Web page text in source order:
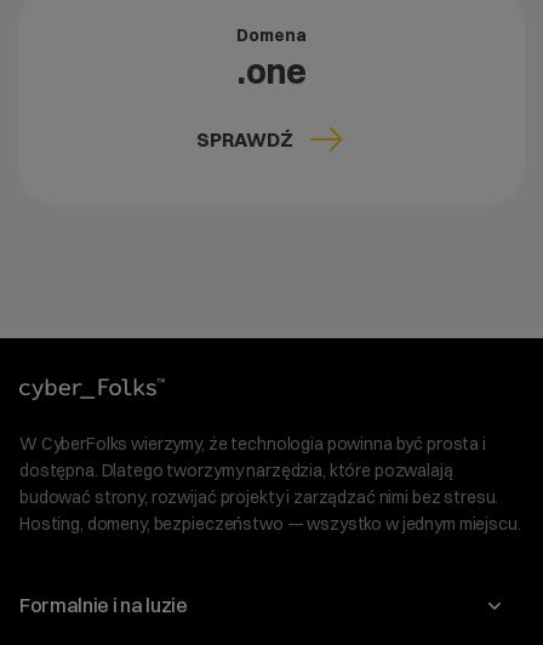
Domena
.one
SPRAWDŹ
W CyberFolks wierzymy, że technologia powinna być prosta i
dostępna. Dlatego tworzymy narzędzia, które pozwalają
budować strony, rozwijać projekty i zarządzać nimi bez stresu.
Hosting, domeny, bezpieczeństwo — wszystko w jednym miejscu.
Formalnie i na luzie